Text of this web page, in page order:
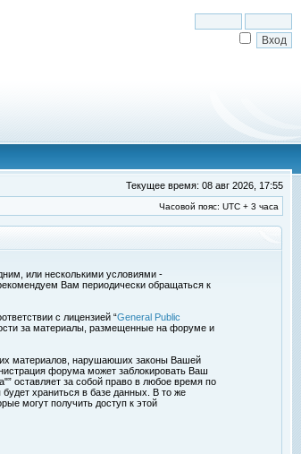
Текущее время: 08 авг 2026, 17:55
Часовой пояс: UTC + 3 часа
или несколькими условиями -
Вам периодически обращаться к
с лицензией “General Public
за материалы, размещенные на форуме и
материалов, нарушаюших законы Вашей
форума может заблокировать Ваш
оставляет за собой право в любое время по
храниться в базе данных. В то же
могут получить доступ к этой